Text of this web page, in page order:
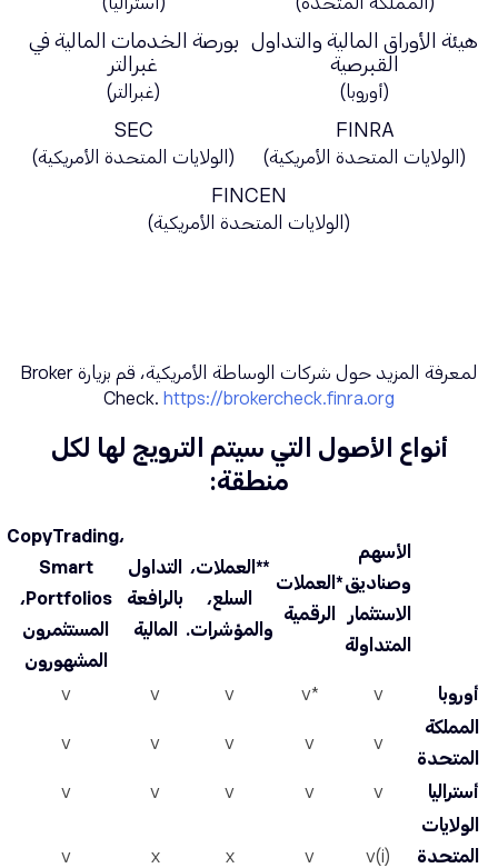
هيئة الأوراق المالية والتداول
القبرصية
(أوروبا)
بورصة الخدمات المالية في
غبرالتر
(غبرالتر)
FINRA
(الولايات المتحدة الأمريكية)
SEC
(الولايات المتحدة الأمريكية)
FINCEN
(الولايات المتحدة الأمريكية)
لمعرفة المزيد حول شركات الوساطة الأمريكية، قم بزيارة Broker
Check. https://brokercheck.finra.org
أنواع الأصول التي سيتم الترويج لها لكل
منطقة:
الأسهم
وصناديق
الاستثمار
المتداولة
*العملات
الرقمية
**العملات،
السلع،
والمؤشرات.
التداول
بالرافعة
المالية
CopyTrading،
Smart
Portfolios،
المستثمرون
المشهورون
أوروبا
v
*v
v
v
v
المملكة
المتحدة
v
v
v
v
v
أستراليا v
v
v
v
v
الولايات
المتحدة
v(i)
v
x
x
v